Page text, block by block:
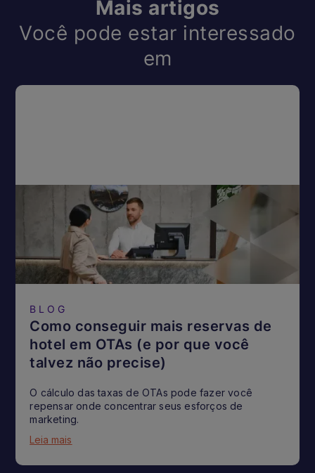
Mais artigos
Você pode estar interessado
em
BLOG
Como conseguir mais reservas de
hotel em OTAs (e por que você
talvez não precise)
O cálculo das taxas de OTAs pode fazer você
repensar onde concentrar seus esforços de
marketing.
Leia mais